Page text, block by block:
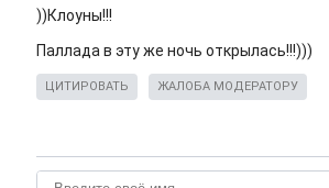
))Клоуны!!!
Паллада в эту же ночь открылась!!!)))
ЦИТИРОВАТЬ ЖАЛОБА МОДЕРАТОРУ